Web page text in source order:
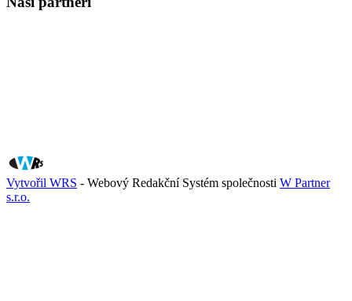
Vytvořil WRS - Webový Redakční Systém společnosti W Partner
s.r.o.